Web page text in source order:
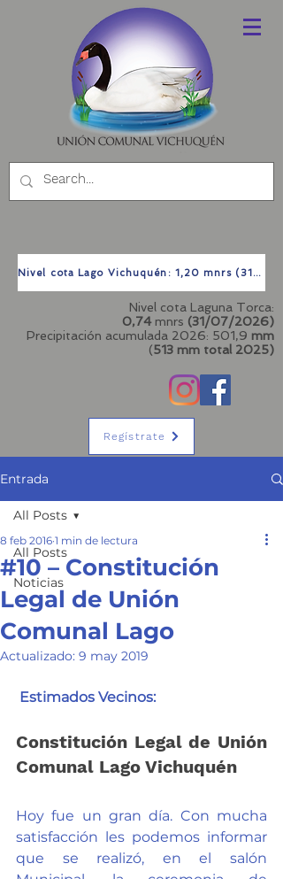
Nivel cota Lago Vichuquén: 1,20 mnrs (31/07/2026)
Nivel cota Laguna Torca:
0,74mnrs (31/07/2026)
Precipitación acumulada 2026: 501,9 mm
(513 mm total 2025)
Regístrate
Entrada
All Posts
Noticias
All Posts
#10 – Constitución
Legal de Unión
Comunal Lago
8 feb 2016 1 min de lectura
Actualizado: 9 may 2019
Estimados Vecinos:
Constitución Legal de Unión
Comunal Lago Vichuquén
Hoy fue un gran día. Con mucha
satisfacción les podemos informar
que se realizó, en el salón